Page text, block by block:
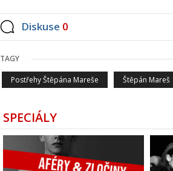
Diskuse 0
TAGY
Postřehy Štěpána Mareše Štěpán Mareš
SPECIÁLY